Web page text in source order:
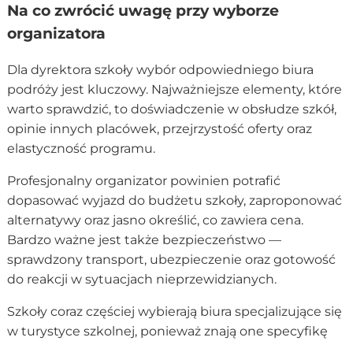
Na co zwrócić uwagę przy wyborze
organizatora
Dla dyrektora szkoły wybór odpowiedniego biura
podróży jest kluczowy. Najważniejsze elementy, które
warto sprawdzić, to doświadczenie w obsłudze szkół,
opinie innych placówek, przejrzystość oferty oraz
elastyczność programu.
Profesjonalny organizator powinien potrafić
dopasować wyjazd do budżetu szkoły, zaproponować
alternatywy oraz jasno określić, co zawiera cena.
Bardzo ważne jest także bezpieczeństwo —
sprawdzony transport, ubezpieczenie oraz gotowość
do reakcji w sytuacjach nieprzewidzianych.
Szkoły coraz częściej wybierają biura specjalizujące się
w turystyce szkolnej, ponieważ znają one specyfikę